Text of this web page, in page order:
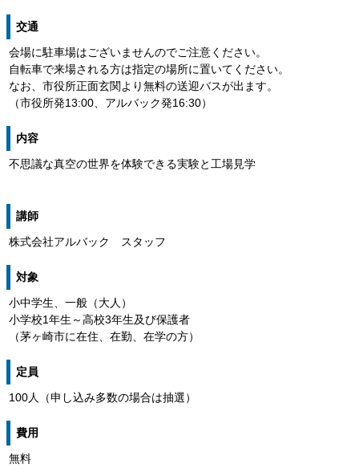
交通
会場に駐車場はございませんのでご注意ください。
自転車で来場される方は指定の場所に置いてください。
なお、市役所正面玄関より無料の送迎バスが出ます。
（市役所発13:00、アルバック発16:30）
内容
不思議な真空の世界を体験できる実験と工場見学
講師
株式会社アルバック スタッフ
対象
小中学生、一般（大人）
小学校1年生～高校3年生及び保護者
（茅ヶ崎市に在住、在勤、在学の方）
定員
100人（申し込み多数の場合は抽選）
費用
無料